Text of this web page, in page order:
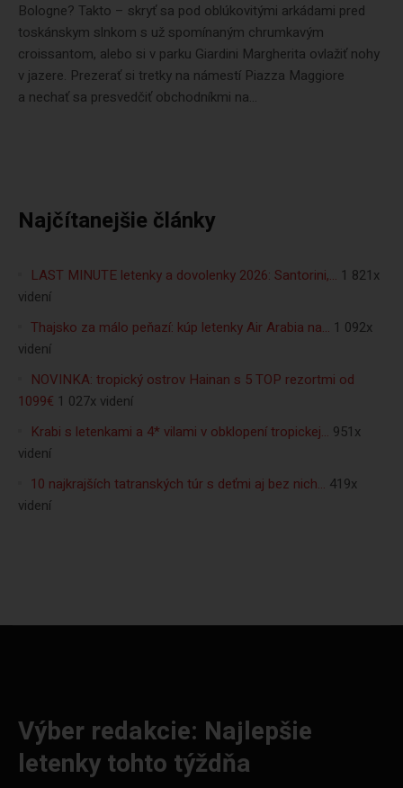
Bologne? Takto – skryť sa pod oblúkovitými arkádami pred
toskánskym slnkom s už spomínaným chrumkavým
croissantom, alebo si v parku Giardini Margherita ovlažiť nohy
v jazere. Prezerať si tretky na námestí Piazza Maggiore
a nechať sa presvedčiť obchodníkmi na...
Najčítanejšie články
LAST MINUTE letenky a dovolenky 2026: Santorini,… 1 821x
videní
Thajsko za málo peňazí: kúp letenky Air Arabia na… 1 092x
videní
NOVINKA: tropický ostrov Hainan s 5 TOP rezortmi od
1099€ 1 027x videní
Krabi s letenkami a 4* vilami v obklopení tropickej… 951x
videní
10 najkrajších tatranských túr s deťmi aj bez nich… 419x
videní
Výber redakcie: Najlepšie
letenky tohto týždňa